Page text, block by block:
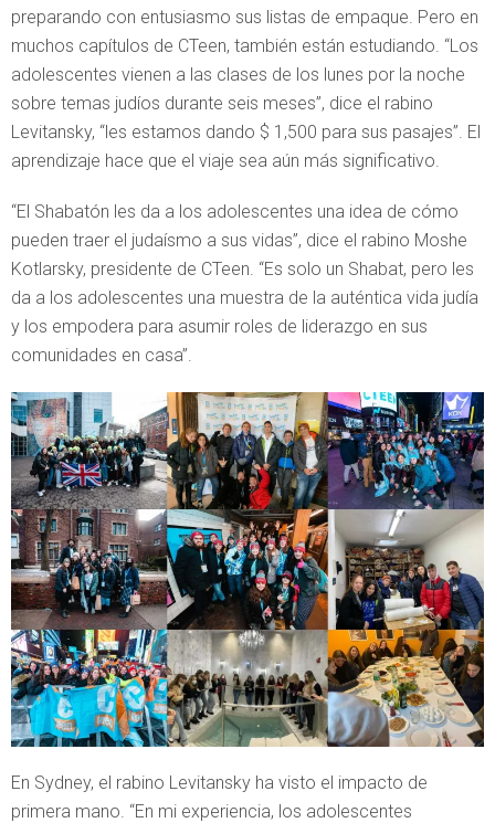
preparando con entusiasmo sus listas de empaque. Pero en
muchos capítulos de CTeen, también están estudiando. “Los
adolescentes vienen a las clases de los lunes por la noche
sobre temas judíos durante seis meses”, dice el rabino
Levitansky, “les estamos dando $ 1,500 para sus pasajes”. El
aprendizaje hace que el viaje sea aún más significativo.
“El Shabatón les da a los adolescentes una idea de cómo
pueden traer el judaísmo a sus vidas”, dice el rabino Moshe
Kotlarsky, presidente de CTeen. “Es solo un Shabat, pero les
da a los adolescentes una muestra de la auténtica vida judía
y los empodera para asumir roles de liderazgo en sus
comunidades en casa”.
En Sydney, el rabino Levitansky ha visto el impacto de
primera mano. “En mi experiencia, los adolescentes